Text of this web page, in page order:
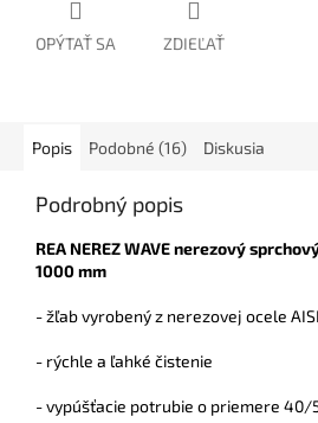
OPÝTAŤ SA ZDIEĽAŤ
Popis Podobné (16) Diskusia
Podrobný popis
REA NEREZ WAVE nerezový
1000 mm
- žľab vyrobený z nerezovej ocele
- rýchle a ľahké čistenie
- vypúšťacie potrubie o priemere 40/